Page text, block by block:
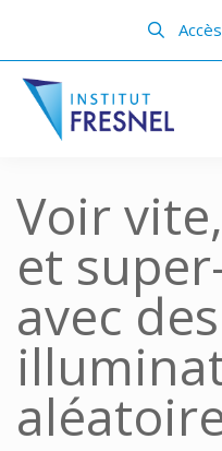
principal
barre
principale
Institut
photonique
Voir
et
avec des